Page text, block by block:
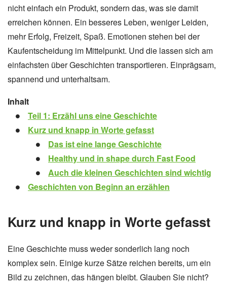
nicht einfach ein Produkt, sondern das, was sie damit
erreichen können. Ein besseres Leben, weniger Leiden,
mehr Erfolg, Freizeit, Spaß. Emotionen stehen bei der
Kaufentscheidung im Mittelpunkt. Und die lassen sich am
einfachsten über Geschichten transportieren. Einprägsam,
spannend und unterhaltsam.
Inhalt
Teil 1: Erzähl uns eine Geschichte
Kurz und knapp in Worte gefasst
Das ist eine lange Geschichte
Healthy und in shape durch Fast Food
Auch die kleinen Geschichten sind wichtig
Geschichten von Beginn an erzählen
Kurz und knapp in Worte gefasst
Eine Geschichte muss weder sonderlich lang noch
komplex sein. Einige kurze Sätze reichen bereits, um ein
Bild zu zeichnen, das hängen bleibt. Glauben Sie nicht?